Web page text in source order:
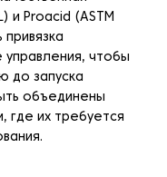
и Proacid (ASTM
чтобы
до запуска
объединены
где их требуется